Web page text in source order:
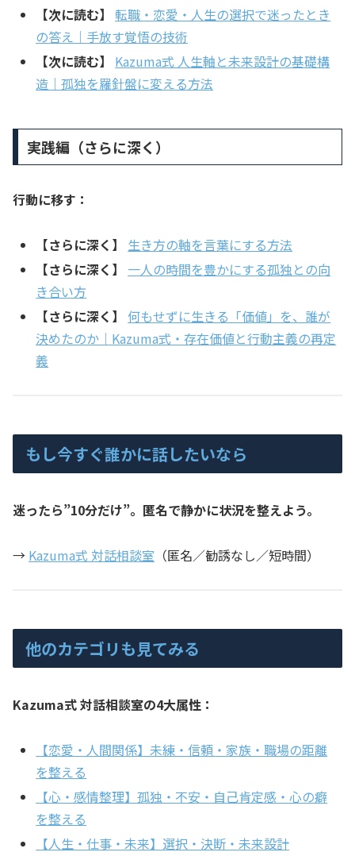
【次に読む】 転職・恋愛・人生の選択で迷ったとき
の答え｜手放す覚悟の技術
【次に読む】
Kazuma式 人生軸と未来設計の基礎構
造｜孤独を羅針盤に変える方法
実践編（さらに深く）
行動に移す：
【さらに深く】
生き方の軸を言葉にする方法
【さらに深く】
一人の時間を豊かにする孤独との向
き合い方
【さらに深く】
何もせずに生きる「価値」を、誰が
決めたのか｜Kazuma式・存在価値と行動主義の再定
義
もし今すぐ誰かに話したいなら
迷ったら”10分だけ”。匿名で静かに状況を整えよう。
→ Kazuma式 対話相談室 （匿名／勧誘なし／短時間）
他のカテゴリも見てみる
Kazuma式 対話相談室の4大属性：
【恋愛・人間関係】未練・信頼・家族・職場の距離
を整える
【心・感情整理】孤独・不安・自己肯定感・心の癖
を整える
【人生・仕事・未来】選択・決断・未来設計